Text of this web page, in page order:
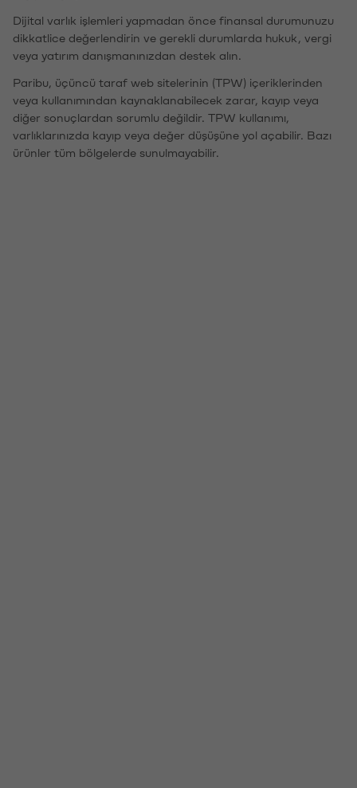
Dijital varlık işlemleri yapmadan önce finansal durumunuzu
dikkatlice değerlendirin ve gerekli durumlarda hukuk, vergi
veya yatırım danışmanınızdan destek alın.
Paribu, üçüncü taraf web sitelerinin (TPW) içeriklerinden
veya kullanımından kaynaklanabilecek zarar, kayıp veya
diğer sonuçlardan sorumlu değildir. TPW kullanımı,
varlıklarınızda kayıp veya değer düşüşüne yol açabilir. Bazı
ürünler tüm bölgelerde sunulmayabilir.